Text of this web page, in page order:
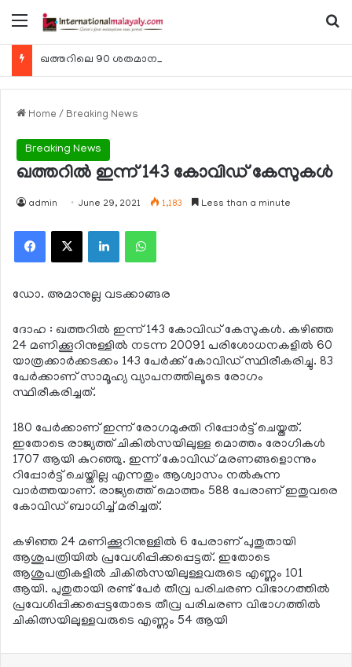
Menu
Home / Breaking News
Breaking News
ഖത്തറില്‍ ഇന്ന് 143 കോവിഡ് കേസുകള്‍
admin June 29, 2021 1,183 Less than a minute
Facebook
X LinkedInWhatsApp
ഡോ. അമാനുല്ല വടക്കാങ്ങര
ദോഹ : ഖത്തറില്‍ ഇന്ന് 143 കോവിഡ് കേസുകള്‍. കഴിഞ്ഞ
24 മണിക്കൂറിനുള്ളില്‍ നടന്ന 20091 പരിശോധനകളില്‍ 60
യാത്രക്കാര്‍ക്കടക്കം 143 പേര്‍ക്ക് കോവിഡ് സ്ഥിരീകരിച്ചു. 83
പേര്‍ക്കാണ് സാമൂഹ്യ വ്യാപനത്തിലൂടെ രോഗം
സ്ഥിരീകരിച്ചത്.
180 പേര്‍ക്കാണ് ഇന്ന് രോഗമുക്തി റിപ്പോര്‍ട്ട് ചെയ്തത്.
ഇതോടെ രാജ്യത്ത് ചികില്‍സയിലുള്ള മൊത്തം രോഗികള്‍
1707 ആയി കുറഞ്ഞു. ഇന്ന് കോവിഡ് മരണങ്ങളൊന്നും
റിപ്പോര്‍ട്ട് ചെയ്തില്ല എന്നതും ആശ്വാസം നല്‍കുന്ന
വാര്‍ത്തയാണ്. രാജ്യത്തെ് മൊത്തം 588 പേരാണ് ഇതുവരെ
കോവിഡ് ബാധിച്ച് മരിച്ചത്.
കഴിഞ്ഞ 24 മണിക്കൂറിനുള്ളില്‍ 6 പേരാണ് പുതുതായി
ആശുപത്രിയില്‍ പ്രവേശിപ്പിക്കപ്പെട്ടത്. ഇതോടെ
ആശുപത്രികളില്‍ ചികില്‍സയിലുള്ളവരുടെ എണ്ണം 101
ആയി. പുതുതായി രണ്ട് പേര്‍ തീവ്ര പരിചരണ വിഭാഗത്തില്‍
പ്രവേശിപ്പിക്കപ്പെട്ടതോടെ തീവ്ര പരിചരണ വിഭാഗത്തില്‍
ചികിത്സയിലുള്ളവരുടെ എണ്ണം 54 ആയി